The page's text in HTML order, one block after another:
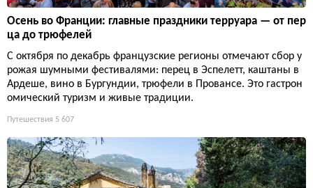
Осень во Франции: главные праздники терруара — от пер
ца до трюфелей
С октября по декабрь французские регионы отмечают сбор у
рожая шумными фестивалями: перец в Эспелетт, каштаны в
Ардеше, вино в Бургундии, трюфели в Провансе. Это гастрон
омический туризм и живые традиции.
Путешествия 5 607